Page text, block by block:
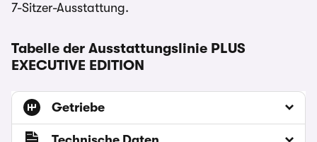
7-Sitzer-Ausstattung.
Tabelle der Ausstattungslinie PLUS
EXECUTIVE EDITION
Getriebe